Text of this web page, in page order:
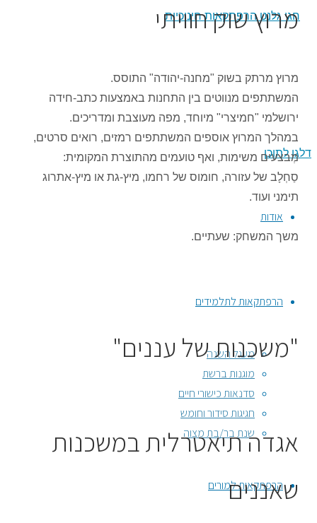
דלגו לתוכן
אודות
הרפתקאות לתלמידים
מעגל השנה
מוגנות ברשת
סדנאות כישורי חיים
חגיגות סידור וחומש
שנת בר/בת מצוה
הרפתקאות למורים
מרוץ שוק חוויתי
מרוץ מרתק בשוק "מחנה-יהודה" התוסס.
המשתתפים מנווטים בין התחנות באמצעות כתב-חידה
ירושלמי "חמיצרי" מיוחד, מפה מעוצבת ומדריכים.
במהלך המרוץ אוספים המשתתפים רמזים, רואים סרטים,
מְבצעים משימות, ואף טועמים מהתוצרת המקומית:
סַחְלָב של עזורה, חומוס של רחמו, מיץ-גת או מיץ-אתרוג
תימני ועוד.
משך המשחק: שעתיים.
"משכנות של עננים"
אגדה תיאטרלית במשכנות
שאננים